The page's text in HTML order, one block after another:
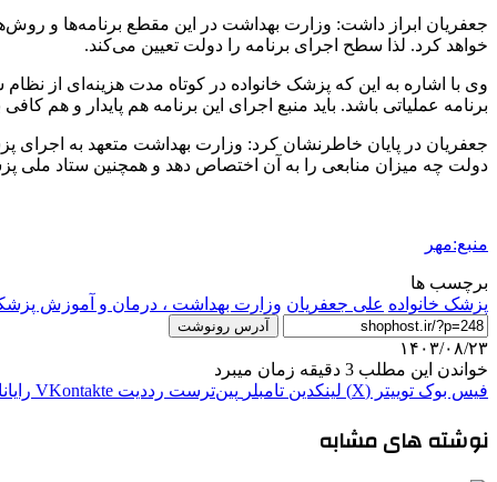
جعفریان ابراز داشت: وزارت بهداشت در این مقطع برنامه‌ها و
خواهد کرد. لذا سطح اجرای برنامه را دولت تعیین می‌کند.
وی با اشاره به این که پزشک خانواده در کوتاه مدت هزینه‌ای از
برنامه عملیاتی باشد. باید منبع اجرای این برنامه هم پایدار و هم کافی
جعفریان در پایان خاطرنشان کرد: وزارت بهداشت متعهد به اجرای
دولت چه میزان منابعی را به آن اختصاص دهد و همچنین ستاد ملی
منبع:مهر
برچسب ها
پزشک خانواده علی جعفریان وزارت بهداشت ، درمان و آموزش
آدرس رونوشت
۱۴۰۳/۰۸/۲۳
خواندن این مطلب 3 دقیقه زمان میبرد
فیس بوک توییتر (X) لینکدین ‫تامبلر ‫پین‌ترست ‫رددیت ‫VKontakte
نوشته های مشابه